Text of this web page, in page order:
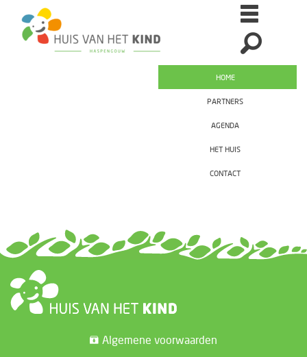
HOME
PARTNERS
AGENDA
HET HUIS
CONTACT
Algemene voorwaarden